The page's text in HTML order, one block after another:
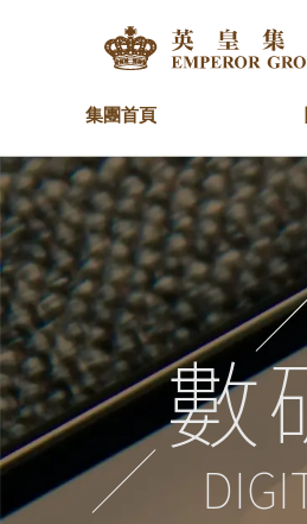
集團首頁
集團簡介
集團高級行政人員
地產
住宅
工商大廈
商場
商舖
最新消息
慈善基金
人才理念
數